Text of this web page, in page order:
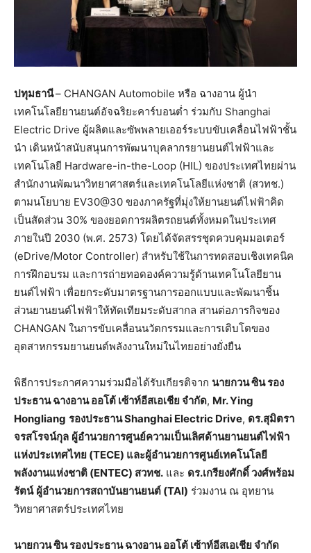
ปทุมธานี– CHANGAN Automobile หรือ ฉางอาน ผู้นำ
เทคโนโลยียานยนต์อัจฉริยะคาร์บอนต่ำ ร่วมกับ Shanghai
Electric Drive ผู้ผลิตและซัพพลายเออร์ระบบขับเคลื่อนไฟฟ้าชั้น
นำ เดินหน้าสนับสนุนการพัฒนาบุคลากรยานยนต์ไฟฟ้าและ
เทคโนโลยี Hardware-in-the-Loop (HIL) ของประเทศไทยผ่าน
สำนักงานพัฒนาวิทยาศาสตร์และเทคโนโลยีแห่งชาติ (สวทช.)
ตามนโยบาย EV30@30 ของภาครัฐที่มุ่งให้ยานยนต์ไฟฟ้าคิด
เป็นสัดส่วน 30% ของยอดการผลิตรถยนต์ทั้งหมดในประเทศ
ภายในปี 2030 (พ.ศ. 2573) โดยได้จัดสรรชุดควบคุมมอเตอร์
(eDrive/Motor Controller) สำหรับใช้ในการทดสอบเชิงเทคนิค
การฝึกอบรม และการถ่ายทอดองค์ความรู้ด้านเทคโนโลยียาน
ยนต์ไฟฟ้า เพื่อยกระดับมาตรฐานการออกแบบและพัฒนาชิ้น
ส่วนยานยนต์ไฟฟ้าให้ทัดเทียมระดับสากล สานต่อภารกิจของ
CHANGAN ในการขับเคลื่อนนวัตกรรมและการเติบโตของ
อุตสาหกรรมยานยนต์พลังงานใหม่ในไทยอย่างยั่งยืน
พิธีการประกาศความร่วมมือได้รับเกียรติจาก นายกวนซินรอง
ประธาน ฉางอาน ออโต้ เซ้าท์อีสเอเชียจำกัด, Mr. Ying
Hongliang รองประธานShanghai Electric Drive, ดร.สุมิตรา
จรสโรจน์กุล ผู้อำนวยการศูนย์ความเป็นเลิศด้านยานยนต์ไฟฟ้า
แห่งประเทศไทย (TECE) และผู้อำนวยการศูนย์เทคโนโลยี
พลังงานแห่งชาติ (ENTEC) สวทช. และ ดร.เกรียงศักดิ์วงศ์พร้อม
รัตน์ ผู้อำนวยการสถาบันยานยนต์ (TAI) ร่วมงาน ณ อุทยาน
วิทยาศาสตร์ประเทศไทย
นายกวนซินรองประธาน ฉางอาน ออโต้ เซ้าท์อีสเอเชียจำกัด